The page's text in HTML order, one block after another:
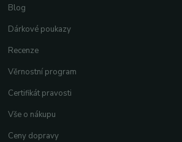
Blog
Dárkové poukazy
Recenze
Věrnostní program
Certifikát pravosti
Vše o nákupu
Ceny dopravy